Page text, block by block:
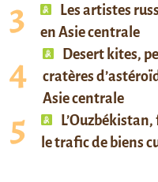
Les artistes
en Asie centrale
Desert kites,
cratères
Asie centrale
le trafic de biens